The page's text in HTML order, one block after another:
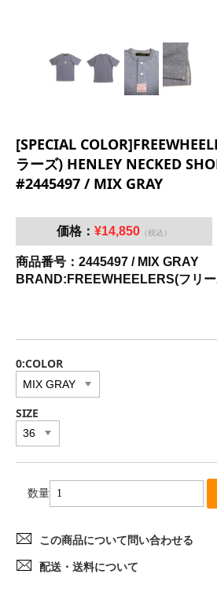
[SPECIAL
ラーズ) HENLEY NECKED
#2445497 / MIX GRAY
価格： ¥14,850 （税込）
商品番号：2445497 / MIX GRAY
BRAND:FREEWHEELERS(フリ
0:COLOR
SIZE
数量
この商品について問い合わせる
配送・送料について